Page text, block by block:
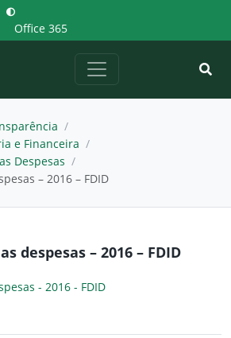
Office 365
/
e Financeira /
Despesas /
– 2016 – FDID
despesas – 2016 – FDID
- 2016 - FDID